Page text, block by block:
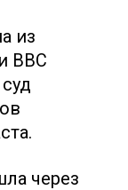
из
BBC
через